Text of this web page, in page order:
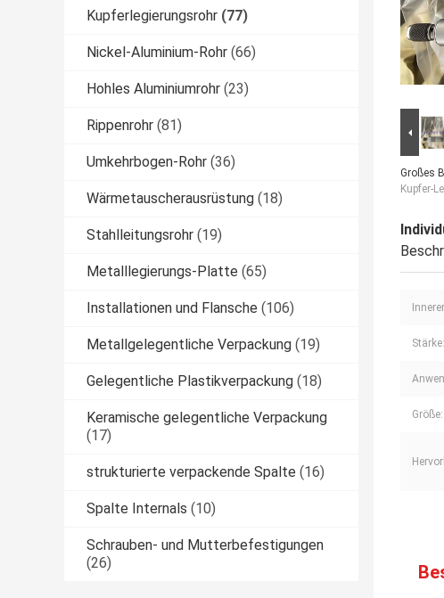
Kupferlegierungsrohr (77)
Nickel-Aluminium-Rohr (66)
Hohles Aluminiumrohr (23)
Rippenrohr (81)
Umkehrbogen-Rohr (36)
Wärmetauscherausrüstung (18)
Stahlleitungsrohr (19)
Metalllegierungs-Platte (65)
Installationen und Flansche (106)
Metallgelegentliche Verpackung (19)
Gelegentliche Plastikverpackung (18)
Keramische gelegentliche Verpackung
(17)
strukturierte verpackende Spalte (16)
Spalte Internals (10)
Schrauben- und Mutterbefestigungen
(26)
Großes
Kupfer-
Stärke:
Größe: